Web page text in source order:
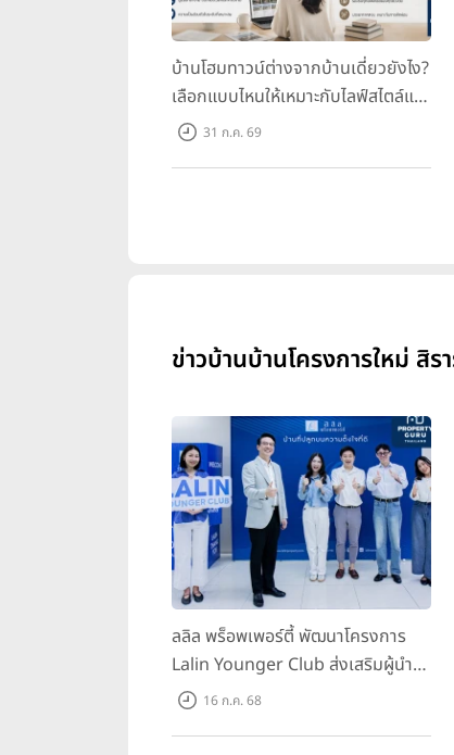
บ้านโฮมทาวน์ต่างจากบ้านเดี่ยวยังไง?
เลือกแบบไหนให้เหมาะกับไลฟ์สไตล์และ
อนาคตของคุณ
31 ก.ค. 69
ข่าวบ้านบ้านโครงการใหม่ สิ
ลลิล พร็อพเพอร์ตี้ พัฒนาโครงการ
Lalin Younger Club ส่งเสริมผู้นำ
รุ่นใหม่ พัฒนาองค์กรสู่อนาคต
16 ก.ค. 68